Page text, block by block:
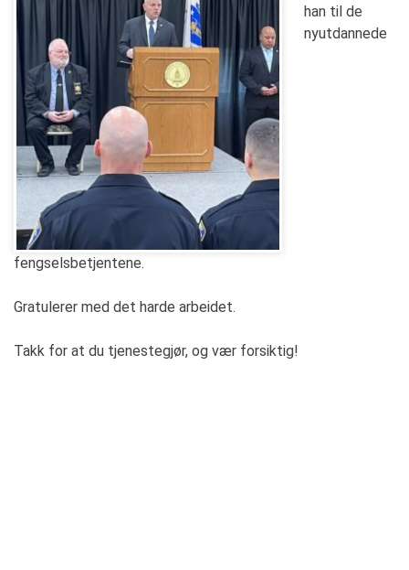
han til de
nyutdannede
fengselsbetjentene.
Gratulerer med det harde arbeidet.
Takk for at du tjenestegjør, og vær forsiktig!